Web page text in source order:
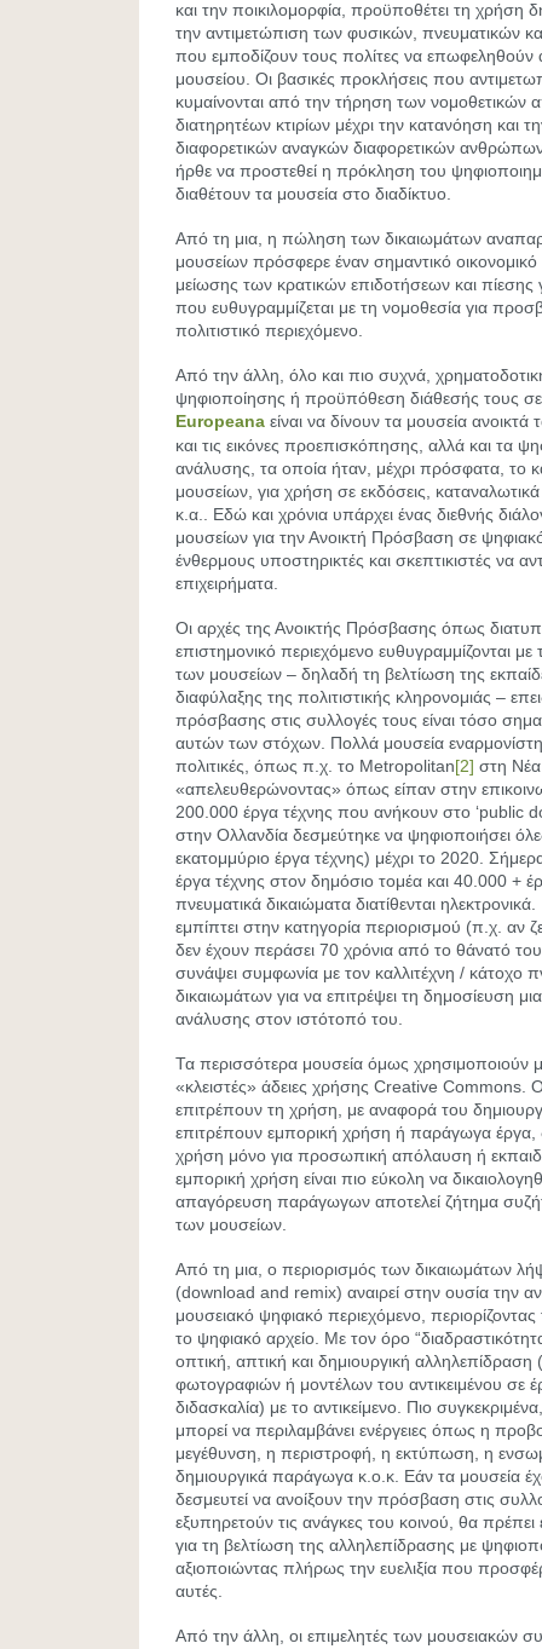
και την ποικιλομορφία, προϋποθέτει τη χρήση
την αντιμετώπιση των φυσικών, πνευματικών
που εμποδίζουν τους πολίτες να επωφεληθούν
μουσείου. Οι βασικές προκλήσεις που
κυμαίνονται από την τήρηση των νομοθετικών
διατηρητέων κτιρίων μέχρι την κατανόηση και
διαφορετικών αναγκών διαφορετικών
ήρθε να προστεθεί η πρόκληση του
διαθέτουν τα μουσεία στο διαδίκτυο.
Από τη μια, η πώληση των δικαιωμάτων
μουσείων πρόσφερε έναν σημαντικό
μείωσης των κρατικών επιδοτήσεων και πίεσης
που ευθυγραμμίζεται με τη νομοθεσία για
πολιτιστικό περιεχόμενο.
Από την άλλη, όλο και πιο συχνά,
ψηφιοποίησης ή προϋπόθεση διάθεσής τους
Europeana είναι να δίνουν τα μουσεία
και τις εικόνες προεπισκόπησης, αλλά και τα
ανάλυσης, τα οποία ήταν, μέχρι πρόσφατα, το
μουσείων, για χρήση σε εκδόσεις,
κ.α.. Εδώ και χρόνια υπάρχει ένας διεθνής
μουσείων για την Ανοικτή Πρόσβαση σε
ένθερμους υποστηρικτές και σκεπτικιστές να
επιχειρήματα.
Οι αρχές της Ανοικτής Πρόσβασης όπως
επιστημονικό περιεχόμενο ευθυγραμμίζονται
των μουσείων – δηλαδή τη βελτίωση της
διαφύλαξης της πολιτιστικής κληρονομιάς –
πρόσβασης στις συλλογές τους είναι τόσο
αυτών των στόχων. Πολλά μουσεία
πολιτικές, όπως π.χ. το Metropolitan [2] στη
«απελευθερώνοντας» όπως είπαν στην
200.000 έργα τέχνης που ανήκουν στο ‘public
στην Ολλανδία δεσμεύτηκε να ψηφιοποιήσει
εκατομμύριο έργα τέχνης) μέχρι το 2020.
έργα τέχνης στον δημόσιο τομέα και 40.000 +
πνευματικά δικαιώματα διατίθενται
εμπίπτει στην κατηγορία περιορισμού (π.χ. αν
δεν έχουν περάσει 70 χρόνια από το θάνατό
συνάψει συμφωνία με τον καλλιτέχνη / κάτοχο
δικαιωμάτων για να επιτρέψει τη δημοσίευση
ανάλυσης στον ιστότοπό του.
Τα περισσότερα μουσεία όμως χρησιμοποιούν
«κλειστές» άδειες χρήσης Creative Commons.
επιτρέπουν τη χρήση, με αναφορά του
επιτρέπουν εμπορική χρήση ή παράγωγα έργα,
χρήση μόνο για προσωπική απόλαυση ή
εμπορική χρήση είναι πιο εύκολη να
απαγόρευση παράγωγων αποτελεί ζήτημα
των μουσείων.
Από τη μια, ο περιορισμός των δικαιωμάτων
(download and remix) αναιρεί στην ουσία την
μουσειακό ψηφιακό περιεχόμενο, περιορίζοντας
το ψηφιακό αρχείο. Με τον όρο
οπτική, απτική και δημιουργική
φωτογραφιών ή μοντέλων του αντικειμένου σε
διδασκαλία) με το αντικείμενο. Πιο
μπορεί να περιλαμβάνει ενέργειες όπως η
μεγέθυνση, η περιστροφή, η εκτύπωση, η
δημιουργικά παράγωγα κ.ο.κ. Εάν τα μουσεία
δεσμευτεί να ανοίξουν την πρόσβαση στις
εξυπηρετούν τις ανάγκες του κοινού, θα
για τη βελτίωση της αλληλεπίδρασης με
αξιοποιώντας πλήρως την ευελιξία που
αυτές.
Από την άλλη, οι επιμελητές των μουσειακών